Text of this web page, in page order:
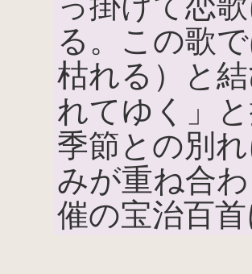
る。この歌
枯れる）と
れてゆく」
季節との別
みが重ね合
催の宝治百